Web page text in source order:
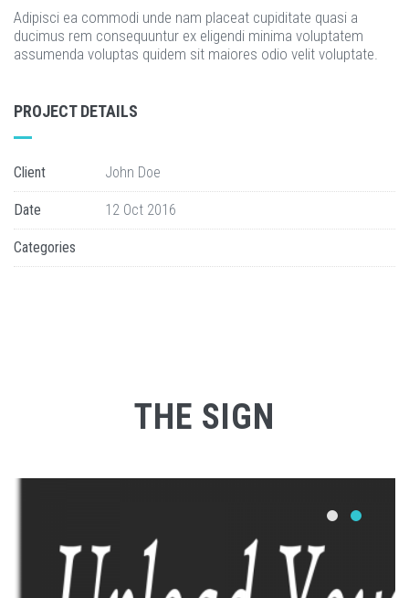
Adipisci ea commodi unde nam placeat cupiditate quasi a
ducimus rem consequuntur ex eligendi minima voluptatem
assumenda voluptas quidem sit maiores odio velit voluptate.
PROJECT DETAILS
Client John Doe
Date 12 Oct 2016
Categories
THE SIGN